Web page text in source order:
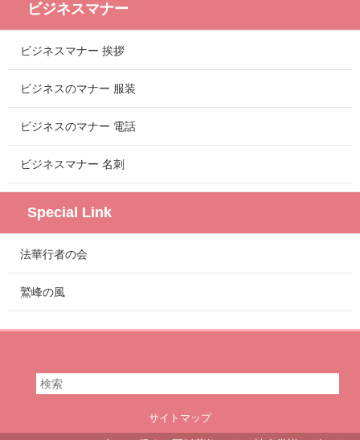
ビジネスマナー
ビジネスマナー 挨拶
ビジネスのマナー 服装
ビジネスのマナー 電話
ビジネスマナー 名刺
Special Link
法華行者の会
鷲峰の風
サイトマップ